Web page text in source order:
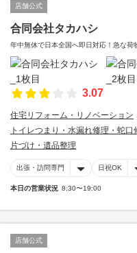
店舗公式
合同会社タカハシ
年中無休で日本全国へ即日対応！急な
3.07
住宅リフォーム・リノベーション
トイレつまり・水漏れ修理・蛇口
片づけ・遺品整理
出張・訪問専門 日祝OK
本日の営業状況 8:30〜19:00
店舗公式